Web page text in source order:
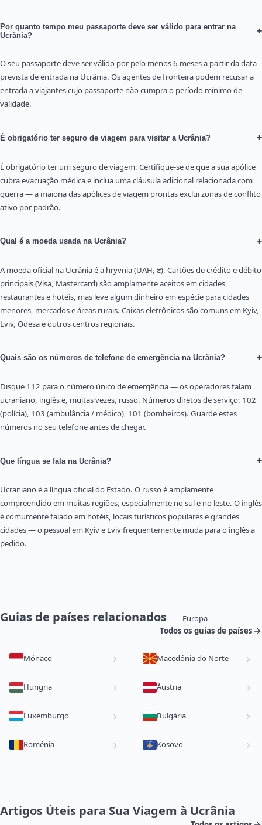
Por quanto tempo meu passaporte deve ser válido para entrar na
Ucrânia?
+
O seu passaporte deve ser válido por pelo menos 6 meses a partir da data
prevista de entrada na Ucrânia. Os agentes de fronteira podem recusar a
entrada a viajantes cujo passaporte não cumpra o período mínimo de
validade.
É obrigatório ter seguro de viagem para visitar a Ucrânia? +
É obrigatório ter um seguro de viagem. Certifique-se de que a sua apólice
cubra evacuação médica e inclua uma cláusula adicional relacionada com
guerra — a maioria das apólices de viagem prontas exclui zonas de conflito
ativo por padrão.
Qual é a moeda usada na Ucrânia? +
A moeda oficial na Ucrânia é a hryvnia (UAH, ₴). Cartões de crédito e débito
principais (Visa, Mastercard) são amplamente aceitos em cidades,
restaurantes e hotéis, mas leve algum dinheiro em espécie para cidades
menores, mercados e áreas rurais. Caixas eletrônicos são comuns em Kyiv,
Lviv, Odesa e outros centros regionais.
Quais são os números de telefone de emergência na Ucrânia? +
Disque 112 para o número único de emergência — os operadores falam
ucraniano, inglês e, muitas vezes, russo. Números diretos de serviço: 102
(polícia), 103 (ambulância / médico), 101 (bombeiros). Guarde estes
números no seu telefone antes de chegar.
Que língua se fala na Ucrânia? +
Ucraniano é a língua oficial do Estado. O russo é amplamente
compreendido em muitas regiões, especialmente no sul e no leste. O inglês
é comumente falado em hotéis, locais turísticos populares e grandes
cidades — o pessoal em Kyiv e Lviv frequentemente muda para o inglês a
pedido.
Guias de países relacionados
— Europa
Todos os guias de países
Mónaco Macedónia do Norte
Hungria Áustria
Luxemburgo Bulgária
Roménia Kosovo
Artigos Úteis para Sua Viagem à Ucrânia